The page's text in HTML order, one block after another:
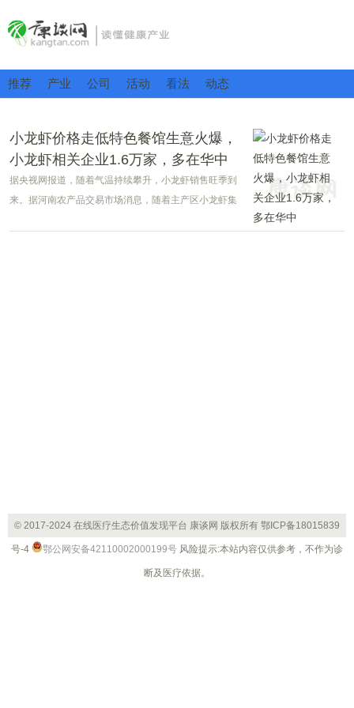
推荐 产业 公司 活动 看法 动态
小龙虾价格走低特色餐馆生意火爆，
小龙虾相关企业1.6万家，多在华中
据央视网报道，随着气温持续攀升，小龙虾销售旺季到
来。据河南农产品交易市场消息，随着主产区小龙虾集
© 2017-2024 在线医疗生态价值发现平台 康谈网 版权所有 鄂ICP备18015839
号-4 鄂公网安备42110002000199号 风险提示:本站内容仅供参考，不作为诊
断及医疗依据。